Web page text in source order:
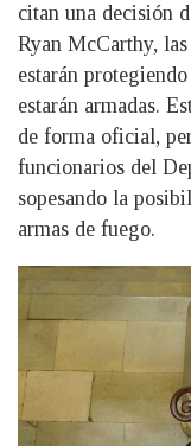
citan una decisión
Ryan McCarthy,
estarán
estarán armadas.
de forma oficial,
funcionarios del
sopesando la
armas de fuego.